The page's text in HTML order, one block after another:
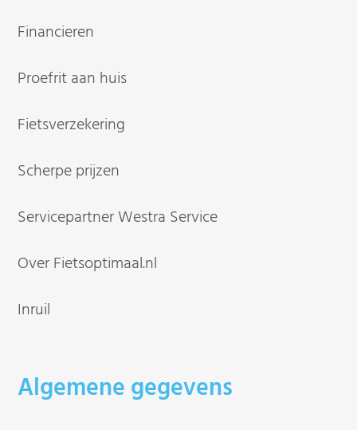
Financieren
Proefrit aan huis
Fietsverzekering
Scherpe prijzen
Servicepartner Westra Service
Over Fietsoptimaal.nl
Inruil
Algemene gegevens